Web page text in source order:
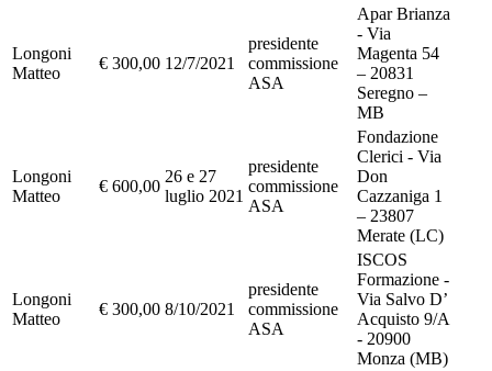
Longoni
Matteo
€ 300,00 12/7/2021
presidente
commissione
ASA
Apar Brianza
- Via
Magenta 54
– 20831
Seregno –
MB
Longoni
Matteo
€ 600,00
26 e 27
luglio 2021
presidente
commissione
ASA
Fondazione
Clerici - Via
Don
Cazzaniga 1
– 23807
Merate (LC)
Longoni
Matteo
€ 300,00 8/10/2021
presidente
commissione
ASA
ISCOS
Formazione -
Via Salvo D’
Acquisto 9/A
- 20900
Monza (MB)